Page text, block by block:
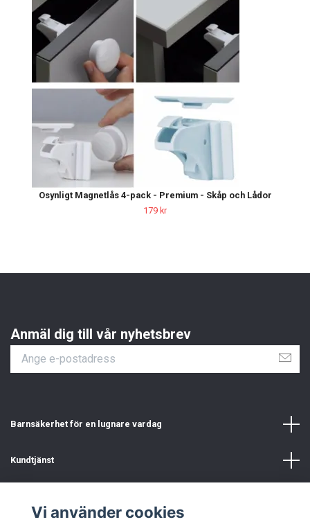
Osynligt Magnetlås 4-pack - Premium - Skåp och Lådor
179 kr
Anmäl dig till vår nyhetsbrev
Barnsäkerhet för en lugnare vardag
Kundtjänst
Vi använder cookies